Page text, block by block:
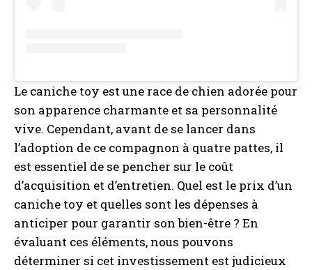
Le caniche toy est une race de chien adorée pour
son apparence charmante et sa personnalité
vive. Cependant, avant de se lancer dans
l’adoption de ce compagnon à quatre pattes, il
est essentiel de se pencher sur le coût
d’acquisition et d’entretien. Quel est le prix d’un
caniche toy et quelles sont les dépenses à
anticiper pour garantir son bien-être ? En
évaluant ces éléments, nous pouvons
déterminer si cet investissement est judicieux